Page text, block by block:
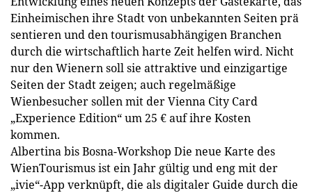
Einheimischen ihre Stadt von unbekannten Seiten prä
sentieren und den tourismusabhängigen Branchen
durch die wirtschaftlich harte Zeit helfen wird. Nicht
nur den Wienern soll sie attraktive und einzigartige
Seiten der Stadt zeigen; auch regelmäßige
Wienbesucher sollen mit der Vienna City Card
„Experience Edition“ um 25 € auf ihre Kosten
kommen.
Albertina bis Bosna-Workshop Die neue Karte des
WienTourismus ist ein Jahr gültig und eng mit der
„ivie“-App verknüpft, die als digitaler Guide durch die